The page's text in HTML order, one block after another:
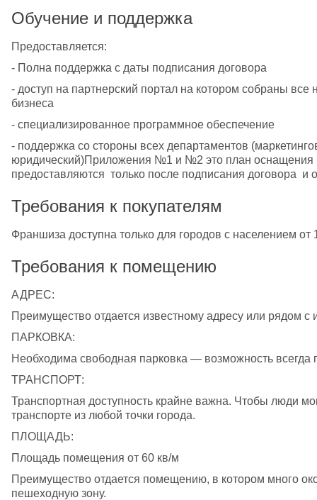
Обучение и поддержка
Предоставляется:
- Полна поддержка с даты подписания договора
- доступ на партнерский портал на котором собраны
бизнеса
- специализированное программное обеспечение
- поддержка со стороны всех департаментов
юридический)Приложения №1 и №2 это план оснащения
предоставляются  только после подписания договора
Требования к покупателям
Франшиза доступна только для городов с населением от
Требования к помещению
АДРЕС:
Преимущество отдается известному адресу или рядом
ПАРКОВКА:
Необходима свободная парковка — возможность
ТРАНСПОРТ:
Транспортная доступность крайне важна. Чтобы люди
транспорте из любой точки города.
ПЛОЩАДЬ:
Площадь помещения от 60 кв/м
Преимущество отдается помещению, в котором много
пешеходную зону.